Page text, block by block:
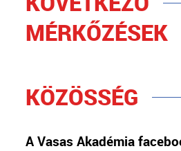
MÉRKŐZÉSEK
KÖZÖSSÉG
A Vasas Akadémia